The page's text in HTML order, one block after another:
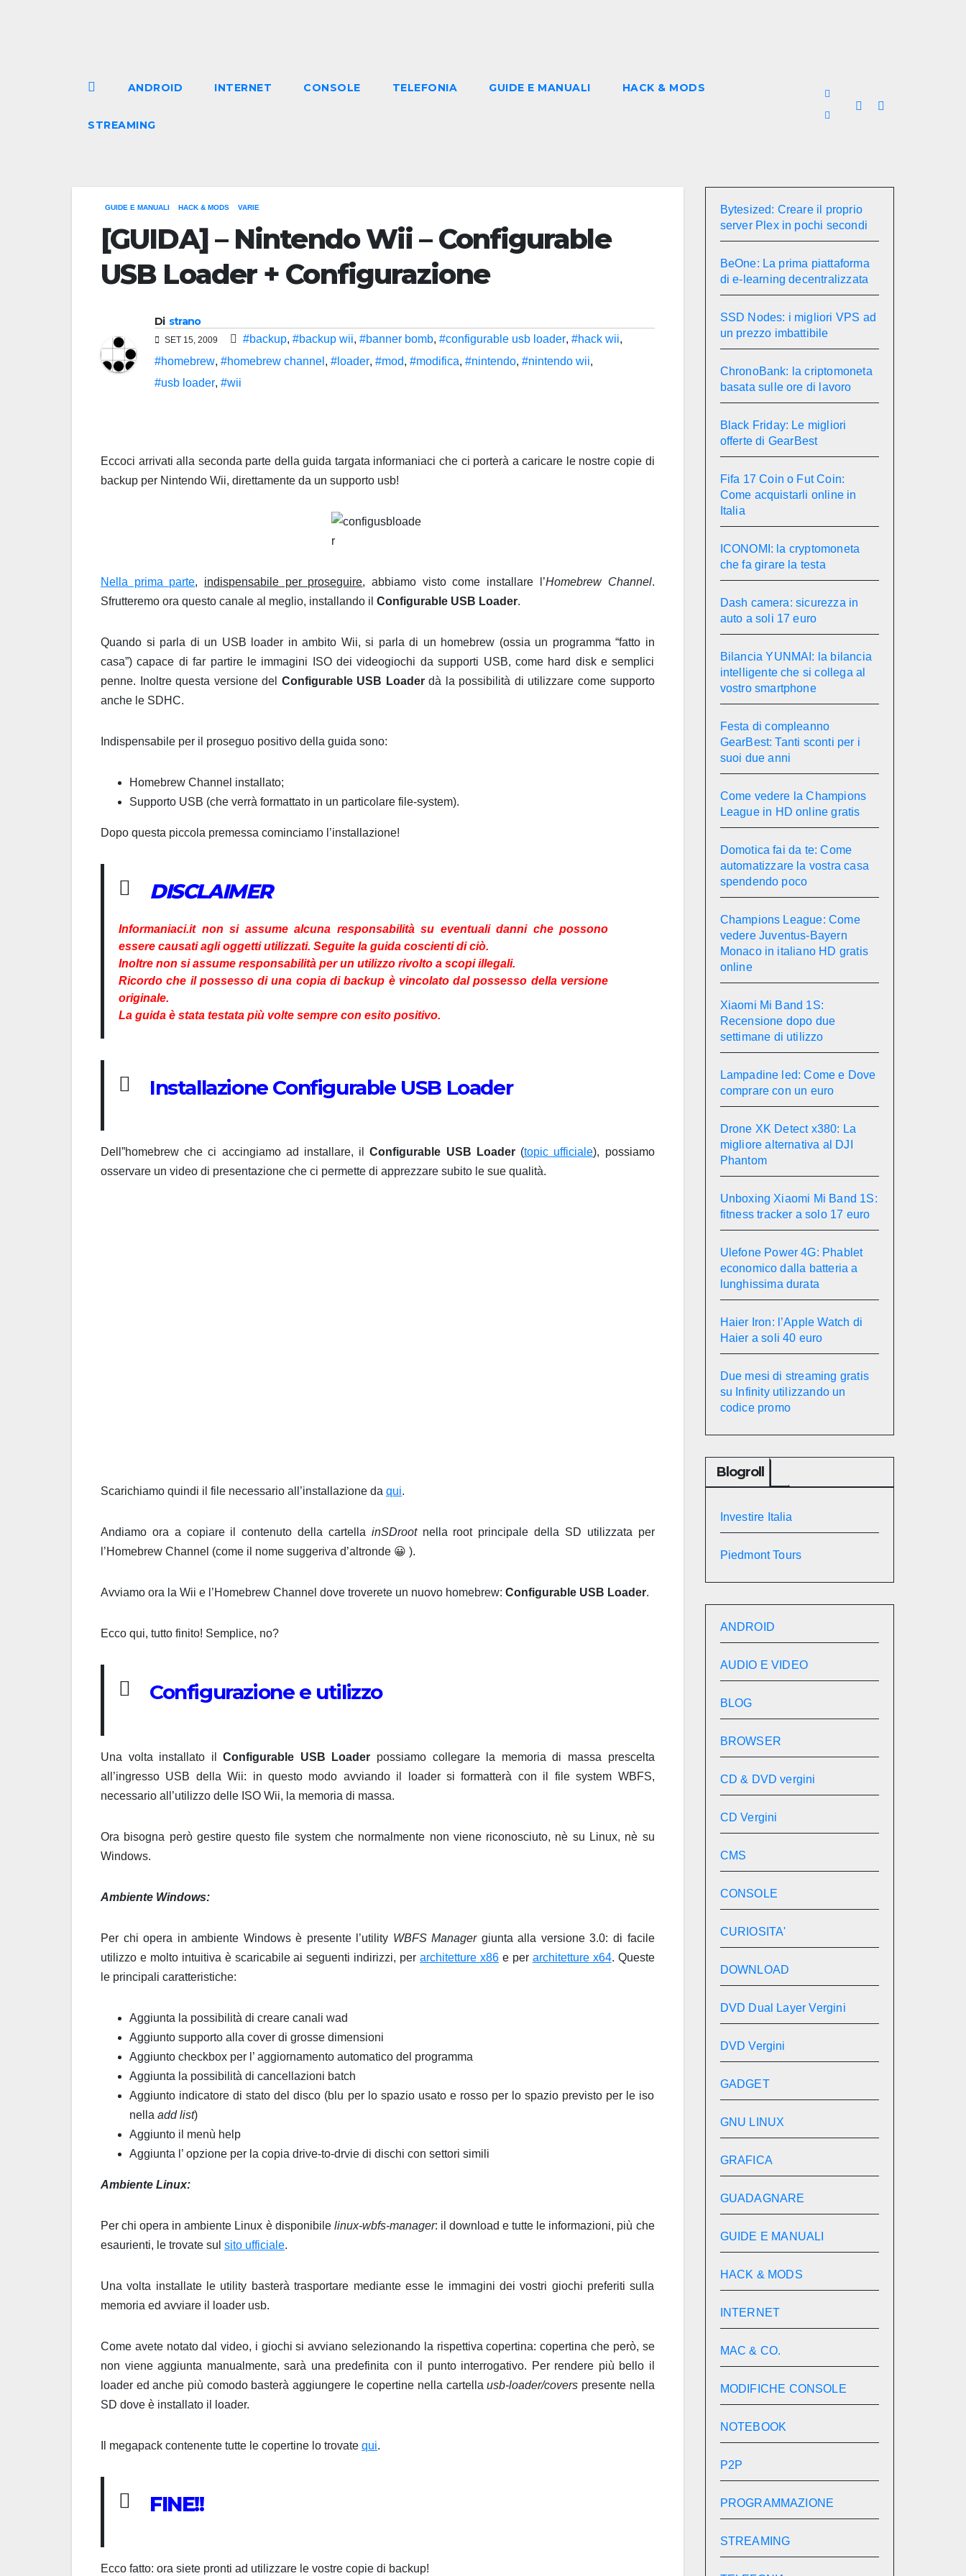
ANDROID INTERNET CONSOLE TELEFONIA GUIDE E MANUALI HACK & MODS
STREAMING
GUIDE E MANUALI HACK & MODS VARIE
[GUIDA] – Nintendo Wii – Configurable
USB Loader + Configurazione
Di strano
SET 15, 2009 #backup, #backup wii, #banner bomb, #configurable usb loader, #hack wii,
#homebrew, #homebrew channel , #loader, #mod, #modifica, #nintendo, #nintendo wii,
#usb loader, #wii
Eccoci arrivati alla seconda parte della guida targata informaniaci che ci porterà a caricare le nostre copie di
backup per Nintendo Wii, direttamente da un supporto usb!
Nella prima parte, indispensabile per proseguire, abbiamo visto come installare l’Homebrew Channel.
Sfrutteremo ora questo canale al meglio, installando il Configurable USB Loader.
Quando si parla di un USB loader in ambito Wii, si parla di un homebrew (ossia un programma “fatto in
casa”) capace di far partire le immagini ISO dei videogiochi da supporti USB, come hard disk e semplici
penne. Inoltre questa versione del Configurable USB Loaderdà la possibilità di utilizzare come supporto
anche le SDHC.
Indispensabile per il proseguo positivo della guida sono:
Homebrew Channel installato;
Supporto USB (che verrà formattato in un particolare file-system).
Dopo questa piccola premessa cominciamo l’installazione!
DISCLAIMER
Informaniaci.it non si assume alcuna responsabilità su eventuali danni che possono
essere causati agli oggetti utilizzati. Seguite la guida coscienti di ciò.
Inoltre non si assume responsabilità per un utilizzo rivolto a scopi illegali.
Ricordo che il possesso di una copia di backup è vincolato dal possesso della versione
originale.
La guida è stata testata più volte sempre con esito positivo.
Installazione Configurable USB Loader
Dell”homebrew che ci accingiamo ad installare, ilConfigurable USB Loader(topic ufficiale), possiamo
osservare un video di presentazione che ci permette di apprezzare subito le sue qualità.
Scarichiamo quindi il file necessario all’installazione da qui.
Andiamo ora a copiare il contenuto della cartella inSDrootnella root principale della SD utilizzata per
l’Homebrew Channel (come il nome suggeriva d’altronde 😀 ).
Avviamo ora la Wii e l’Homebrew Channel dove troverete un nuovo homebrew: Configurable USB Loader.
Ecco qui, tutto finito! Semplice, no?
Configurazione e utilizzo
Una volta installato ilConfigurable USB Loader possiamo collegare la memoria di massa prescelta
all’ingresso USB della Wii: in questo modo avviando il loader si formatterà con il file system WBFS,
necessario all’utilizzo delle ISO Wii, la memoria di massa.
Ora bisogna però gestire questo file system che normalmente non viene riconosciuto, nè su Linux, nè su
Windows.
Ambiente Windows:
Per chi opera in ambiente Windows è presente l’utility WBFS Managergiunta alla versione 3.0: di facile
utilizzo e molto intuitiva è scaricabile ai seguenti indirizzi, perarchitetture x86e per architetture x64. Queste
le principali caratteristiche:
Aggiunta la possibilità di creare canali wad
Aggiunto supporto alla cover di grosse dimensioni
Aggiunto checkbox per l’ aggiornamento automatico del programma
Aggiunta la possibilità di cancellazioni batch
Aggiunto indicatore di stato del disco (blu per lo spazio usato e rosso per lo spazio previsto per le iso
nella add list)
Aggiunto il menù help
Aggiunta l’ opzione per la copia drive-to-drvie di dischi con settori simili
Ambiente Linux:
Per chi opera in ambiente Linux è disponibile linux-wbfs-manager: il download e tutte le informazioni, più che
esaurienti, le trovate sul sito ufficiale.
Una volta installate le utility basterà trasportare mediante esse le immagini dei vostri giochi preferiti sulla
memoria ed avviare il loader usb.
Come avete notato dal video, i giochi si avviano selezionando la rispettiva copertina: copertina che però, se
non viene aggiunta manualmente, sarà una predefinita con il punto interrogativo. Per rendere più bello il
loader ed anche più comodo basterà aggiungere le copertine nella cartellausb-loader/covers presente nella
SD dove è installato il loader.
Il megapack contenente tutte le copertine lo trovate qui.
FINE!!
Ecco fatto: ora siete pronti ad utilizzare le vostre copie di backup!
Bytesized: Creare il proprio
server Plex in pochi secondi
BeOne: La prima piattaforma
di e-learning decentralizzata
SSD Nodes: i migliori VPS ad
un prezzo imbattibile
ChronoBank: la criptomoneta
basata sulle ore di lavoro
Black Friday: Le migliori
offerte di GearBest
Fifa 17 Coin o Fut Coin:
Come acquistarli online in
Italia
ICONOMI: la cryptomoneta
che fa girare la testa
Dash camera: sicurezza in
auto a soli 17 euro
Bilancia YUNMAI: la bilancia
intelligente che si collega al
vostro smartphone
Festa di compleanno
GearBest: Tanti sconti per i
suoi due anni
Come vedere la Champions
League in HD online gratis
Domotica fai da te: Come
automatizzare la vostra casa
spendendo poco
Champions League: Come
vedere Juventus-Bayern
Monaco in italiano HD gratis
online
Xiaomi Mi Band 1S:
Recensione dopo due
settimane di utilizzo
Lampadine led: Come e Dove
comprare con un euro
Drone XK Detect x380: La
migliore alternativa al DJI
Phantom
Unboxing Xiaomi Mi Band 1S:
fitness tracker a solo 17 euro
Ulefone Power 4G: Phablet
economico dalla batteria a
lunghissima durata
Haier Iron: l’Apple Watch di
Haier a soli 40 euro
Due mesi di streaming gratis
su Infinity utilizzando un
codice promo
Blogroll
Investire Italia
Piedmont Tours
ANDROID
AUDIO E VIDEO
BLOG
BROWSER
CD & DVD vergini
CD Vergini
CMS
CONSOLE
CURIOSITA'
DOWNLOAD
DVD Dual Layer Vergini
DVD Vergini
GADGET
GNU LINUX
GRAFICA
GUADAGNARE
GUIDE E MANUALI
HACK & MODS
INTERNET
MAC & CO.
MODIFICHE CONSOLE
NOTEBOOK
P2P
PROGRAMMAZIONE
STREAMING